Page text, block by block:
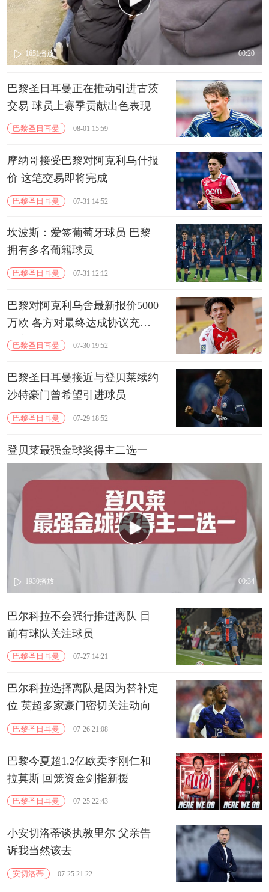
1651播放 00:20
巴黎圣日耳曼正在推动引进古茨
交易 球员上赛季贡献出色表现
巴黎圣日耳曼 08-01 15:59
摩纳哥接受巴黎对阿克利乌什报
价 这笔交易即将完成
巴黎圣日耳曼 07-31 14:52
坎波斯：爱签葡萄牙球员 巴黎
拥有多名葡籍球员
巴黎圣日耳曼 07-31 12:12
巴黎对阿克利乌舍最新报价5000
万欧 各方对最终达成协议充满
信心
巴黎圣日耳曼 07-30 19:52
巴黎圣日耳曼接近与登贝莱续约
沙特豪门曾希望引进球员
巴黎圣日耳曼 07-29 18:52
登贝莱最强金球奖得主二选一
1930播放 00:34
巴尔科拉不会强行推进离队 目
前有球队关注球员
巴黎圣日耳曼 07-27 14:21
巴尔科拉选择离队是因为替补定
位 英超多家豪门密切关注动向
巴黎圣日耳曼 07-26 21:08
巴黎今夏超1.2亿欧卖李刚仁和
拉莫斯 回笼资金剑指新援
巴黎圣日耳曼 07-25 22:43
小安切洛蒂谈执教里尔 父亲告
诉我当然该去
安切洛蒂 07-25 21:22